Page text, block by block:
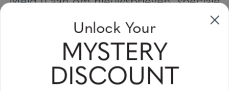
aanbiedingen en kortingsbonnen te
ontvangen
Vul uw email adres in en schrijf u in!
Unlock Your
MYSTERY
DISCOUNT